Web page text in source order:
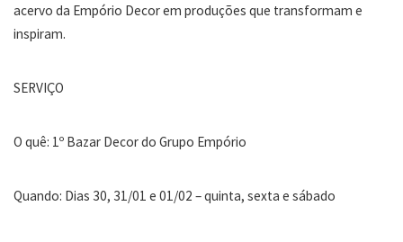
acervo da Empório Decor em produções que transformam e
inspiram.
SERVIÇO
O quê: 1º Bazar Decor do Grupo Empório
Quando: Dias 30, 31/01 e 01/02 – quinta, sexta e sábado